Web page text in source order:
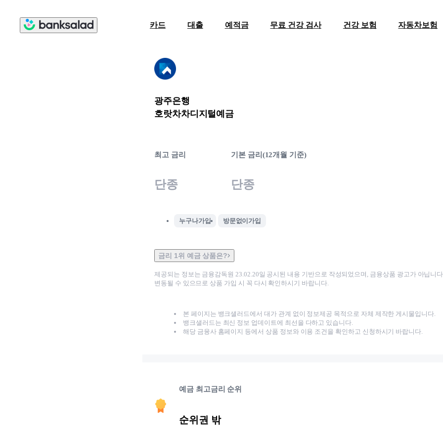
카드 대출 예적금 무료 건강 검사 건강 보험 자동차보험
광주은행
호랏차차디지털예금
최고 금리
단종
기본 금리(12개월 기준)
단종
누구나가입 방문없이가입
금리 1위 예금 상품은?
제공되는 정보는 금융감독원23.02.20일 공시된 내용 기반으로 작성되었으며, 금융상품 광고가 아닙니
변동될 수 있으므로 상품 가입 시 꼭 다시 확인하시기 바랍니다.
본 페이지는 뱅크샐러드에서 대가 관계 없이 정보제공 목적으로 자체 제작한 게시물입니다.
뱅크샐러드는 최신 정보 업데이트에 최선을 다하고 있습니다.
해당 금융사 홈페이지 등에서 상품 정보와 이용 조건을 확인하고 신청하시기 바랍니다.
예금 최고금리 순위
순위권 밖